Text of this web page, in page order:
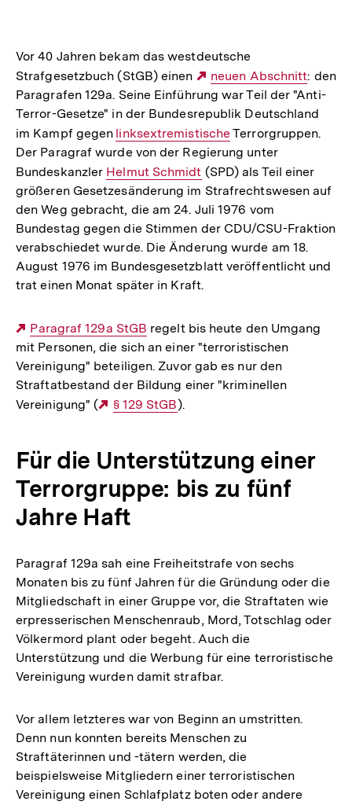
Vor 40 Jahren bekam das westdeutsche
Strafgesetzbuch (StGB) einen
Externer
Link:
neuen Abschnitt: den
Paragrafen 129a. Seine Einführung war Teil der "Anti-
Terror-Gesetze" in der Bundesrepublik Deutschland
im Kampf gegen Interner
Link:
linksextremistische Terrorgruppen.
Der Paragraf wurde von der Regierung unter
Bundeskanzler Interner
Link:
Helmut Schmidt (SPD) als Teil einer
größeren Gesetzesänderung im Strafrechtswesen auf
den Weg gebracht, die am 24. Juli 1976 vom
Bundestag gegen die Stimmen der CDU/CSU-Fraktion
verabschiedet wurde. Die Änderung wurde am 18.
August 1976 im Bundesgesetzblatt veröffentlicht und
trat einen Monat später in Kraft.
Externer
Link:
Paragraf 129a StGB regelt bis heute den Umgang
mit Personen, die sich an einer "terroristischen
Vereinigung" beteiligen. Zuvor gab es nur den
Straftatbestand der Bildung einer "kriminellen
Vereinigung" (
Externer
§ 129 StGB).
Für die Unterstützung einer
Terrorgruppe: bis zu fünf
Jahre Haft
Paragraf 129a sah eine Freiheitstrafe von sechs
Monaten bis zu fünf Jahren für die Gründung oder die
Mitgliedschaft in einer Gruppe vor, die Straftaten wie
erpresserischen Menschenraub, Mord, Totschlag oder
Völkermord plant oder begeht. Auch die
Unterstützung und die Werbung für eine terroristische
Vereinigung wurden damit strafbar.
Vor allem letzteres war von Beginn an umstritten.
Denn nun konnten bereits Menschen zu
Straftäterinnen und -tätern werden, die
beispielsweise Mitgliedern einer terroristischen
Vereinigung einen Schlafplatz boten oder andere